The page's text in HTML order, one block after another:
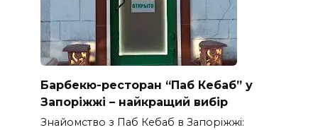
Барбекю-ресторан “Паб Кебаб” у
Запоріжжі – найкращий вибір
Знайомство з Паб Кебаб в Запоріжжі: